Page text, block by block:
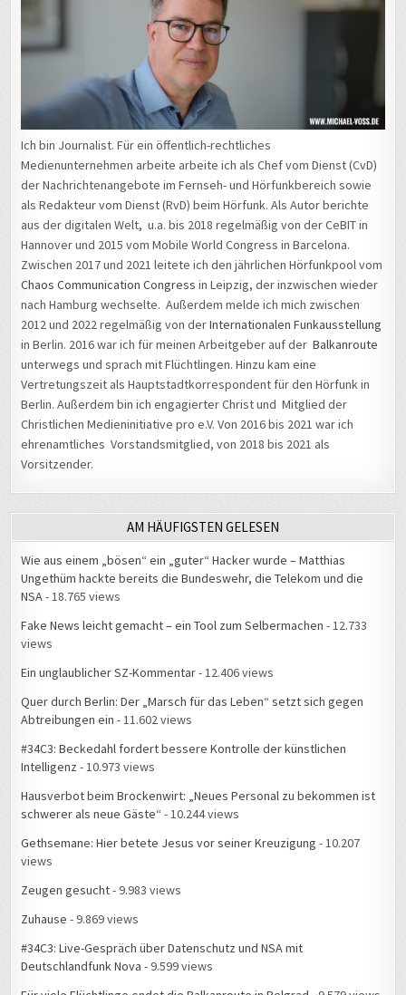
Ich bin Journalist. Für ein öffentlich-rechtliches
Medienunternehmen arbeite arbeite ich als Chef vom Dienst (CvD)
der Nachrichtenangebote im Fernseh- und Hörfunkbereich sowie
als Redakteur vom Dienst (RvD) beim Hörfunk. Als Autor berichte
aus der digitalen Welt, u.a. bis 2018 regelmäßig von der CeBIT in
Hannover und 2015 vom Mobile World Congress in Barcelona.
Zwischen 2017 und 2021 leitete ich den jährlichen Hörfunkpool vom
Chaos Communication Congress in Leipzig, der inzwischen wieder
nach Hamburg wechselte. Außerdem melde ich mich zwischen
2012 und 2022 regelmäßig von derInternationalen Funkausstellung
in Berlin. 2016 war ich für meinen Arbeitgeber auf derBalkanroute
unterwegs und sprach mit Flüchtlingen. Hinzu kam eine
Vertretungszeit als Hauptstadtkorrespondent für den Hörfunk in
Berlin. Außerdem bin ich engagierter Christ und Mitglied der
Christlichen Medieninitiative pro e.V. Von 2016 bis 2021 war ich
ehrenamtliches Vorstandsmitglied, von 2018 bis 2021 als
Vorsitzender.
AM HÄUFIGSTEN GELESEN
Wie aus einem „bösen“ ein „guter“ Hacker wurde – Matthias
Ungethüm hackte bereits die Bundeswehr, die Telekom und die
NSA- 18.765 views
Fake News leicht gemacht – ein Tool zum Selbermachen - 12.733
views
Ein unglaublicher SZ-Kommentar- 12.406 views
Quer durch Berlin: Der „Marsch für das Leben“ setzt sich gegen
Abtreibungen ein - 11.602 views
#34C3: Beckedahl fordert bessere Kontrolle der künstlichen
Intelligenz - 10.973 views
Hausverbot beim Brockenwirt: „Neues Personal zu bekommen ist
schwerer als neue Gäste“ - 10.244 views
Gethsemane: Hier betete Jesus vor seiner Kreuzigung - 10.207
views
Zeugen gesucht- 9.983 views
Zuhause - 9.869 views
#34C3: Live-Gespräch über Datenschutz und NSA mit
Deutschlandfunk Nova - 9.599 views